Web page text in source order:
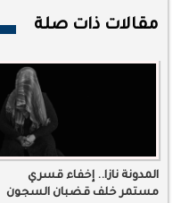
مقالات ذات صلة
المدونة نازا.. إخفاء قسري
مستمر خلف قضبان السجون